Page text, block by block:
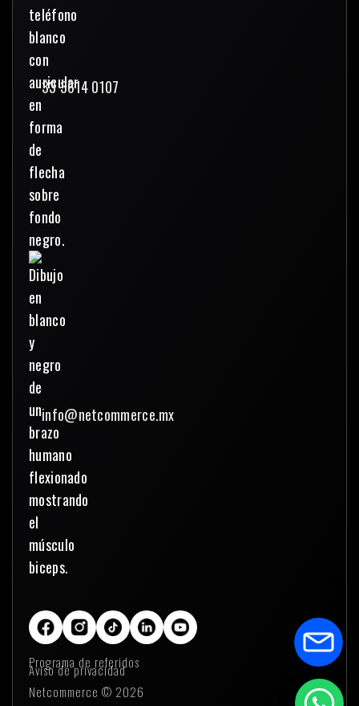
33 3614 0107
info@netcommerce.mx
Programa de referidos
Aviso de privacidad
Netcommerce © 2026